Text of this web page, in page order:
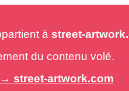
à street-
du contenu volé.
street-artwork.com